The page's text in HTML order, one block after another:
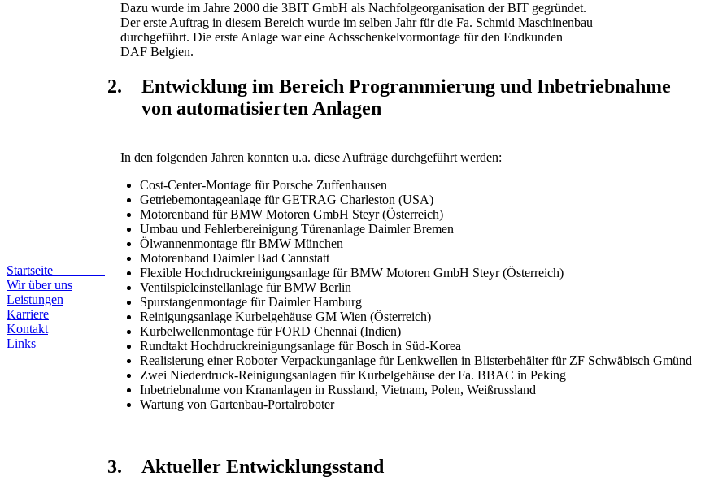
Startseite
Wir über uns
Leistungen
Karriere
Kontakt
Links
Dazu wurde im Jahre 2000 die 3BIT GmbH als Nachfolgeorganisation der BIT gegründet.
Der erste Auftrag in diesem Bereich wurde im selben Jahr für die Fa. Schmid Maschinenbau
durchgeführt. Die erste Anlage war eine Achsschenkelvormontage für den Endkunden
DAF Belgien.
2. Entwicklung im Bereich Programmierung und Inbetriebnahme
von automatisierten Anlagen
In den folgenden Jahren konnten u.a. diese Aufträge durchgeführt werden:
Cost-Center-Montage für Porsche Zuffenhausen
Getriebemontageanlage für GETRAG Charleston (USA)
Motorenband für BMW Motoren GmbH Steyr (Österreich)
Umbau und Fehlerbereinigung Türenanlage Daimler Bremen
Ölwannenmontage für BMW München
Motorenband Daimler Bad Cannstatt
Flexible Hochdruckreinigungsanlage für BMW Motoren GmbH Steyr (Österreich)
Ventilspieleinstellanlage für BMW Berlin
Spurstangenmontage für Daimler Hamburg
Reinigungsanlage Kurbelgehäuse GM Wien (Österreich)
Kurbelwellenmontage für FORD Chennai (Indien)
Rundtakt Hochdruckreinigungsanlage für Bosch in Süd-Korea
Realisierung einer Roboter Verpackunganlage für Lenkwellen in Blisterbehälter für ZF Schwäbisch Gmünd
Zwei Niederdruck-Reinigungsanlagen für Kurbelgehäuse der Fa. BBAC in Peking
Inbetriebnahme von Krananlagen in Russland, Vietnam, Polen, Weißrussland
Wartung von Gartenbau-Portalroboter
3. Aktueller Entwicklungsstand